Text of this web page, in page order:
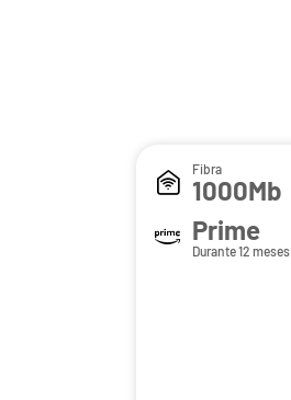
Fibra
1000Mb
Prime
Durante 12 meses